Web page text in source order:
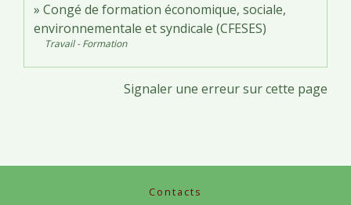
Congé de formation économique, sociale,
environnementale et syndicale (CFESES)
Travail - Formation
Signaler une erreur sur cette page
Contacts